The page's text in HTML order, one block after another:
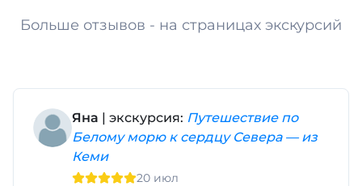
Больше отзывов - на страницах экскурсий
Яна | экскурсия: Путешествие по
Белому морю к сердцу Севера — из
Кеми
20 июл